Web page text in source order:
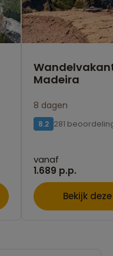
Madeira
8 dagen
8.2 281
vanaf
1.689 p.p.
Bekijk